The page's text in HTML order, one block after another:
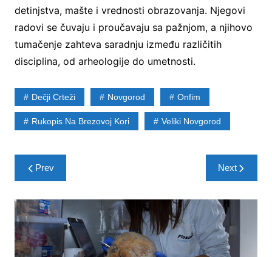
detinjstva, mašte i vrednosti obrazovanja. Njegovi
radovi se čuvaju i proučavaju sa pažnjom, a njihovo
tumačenje zahteva saradnju između različitih
disciplina, od arheologije do umetnosti.
Dečji Crteži Novgorod Onfim
Rukopis Na Brezovoj Kori Veliki Novgorod
Post
navigation
Prev Next